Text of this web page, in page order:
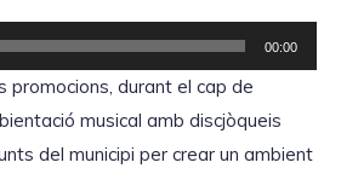
00:00
promocions, durant el cap de
musical amb discjòqueis
del municipi per crear un ambient